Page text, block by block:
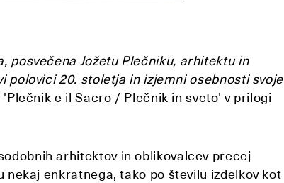
posvečena Jožetu Plečniku, arhitektu in
20. stoletja in izjemni osebnosti svoje
e il Sacro / Plečnik in sveto' v prilogi
arhitektov in oblikovalcev precej
enkratnega, tako po številu izdelkov kot